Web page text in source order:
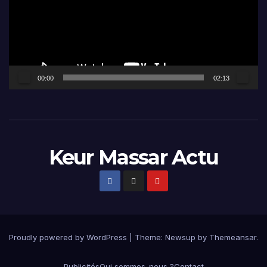
00:00 02:13
Keur Massar Actu
Proudly powered by WordPress Theme: Newsup by Themeansar.